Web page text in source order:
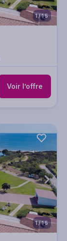
1/15
Voir l’offre
1/15